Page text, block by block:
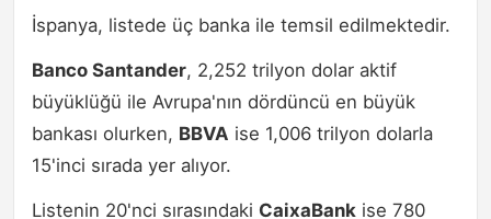
İspanya, listede üç banka ile temsil edilmektedir.
Banco Santander, 2,252 trilyon dolar aktif
büyüklüğü ile Avrupa'nın dördüncü en büyük
bankası olurken, BBVA ise 1,006 trilyon dolarla
15'inci sırada yer alıyor.
Listenin 20'nci sırasındaki CaixaBank ise 780